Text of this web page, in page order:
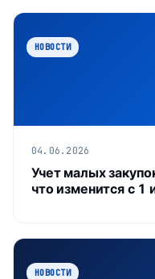
НОВОСТИ
04.06.2026
Учет малых
что изменится с
НОВОСТИ